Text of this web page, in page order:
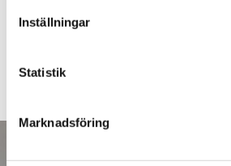
Ta reda på mer om hur dina
Du kan ändra eller dra tillbaka ditt
Vi använder enhetsidentifierare för
Inställningar
Statistik
Marknadsföring